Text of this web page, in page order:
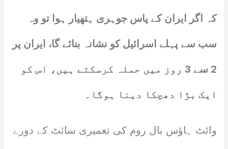
کہ اگر ایران کے پاس جوہری ہتھیار ہوا تو وہ
سب سے پہلے اسرائیل کو نشانہ بنائے گا، ایران پر
2 سے 3 روز میں حملہ کرسکتے ہیں، اس کو
ایک بڑا دھچکا دینا ہوگا۔
وائٹ ہاؤس بال روم کی تعمیری سائٹ کے دورے